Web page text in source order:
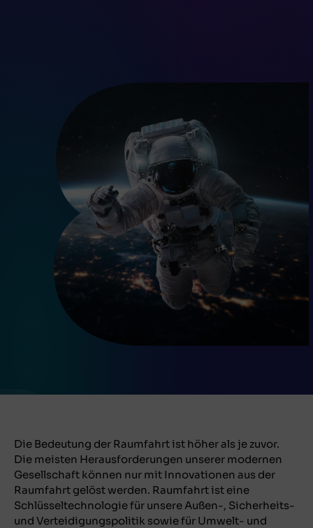
Die Bedeutung der Raumfahrt ist höher als je zuvor.
Die meisten Herausforderungen unserer modernen
Gesellschaft können nur mit Innovationen aus der
Raumfahrt gelöst werden. Raumfahrt ist eine
Schlüsseltechnologie für unsere Außen-, Sicherheits-
und Verteidigungspolitik sowie für Umwelt- und